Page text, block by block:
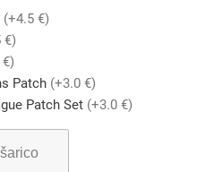
(+4.5 €)
€)
Patch (+3.0 €)
Patch Set (+3.0 €)